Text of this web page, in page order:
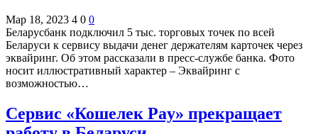
Мар 18, 2023 4 0 0
Беларусбанк подключил 5 тыс. торговых точек по всей
Беларуси к сервису выдачи денег держателям карточек через
эквайринг. Об этом рассказали в пресс-службе банка. Фото
носит иллюстративный характер – Эквайринг с
возможностью…
Сервис «Кошелек Pay» прекращает